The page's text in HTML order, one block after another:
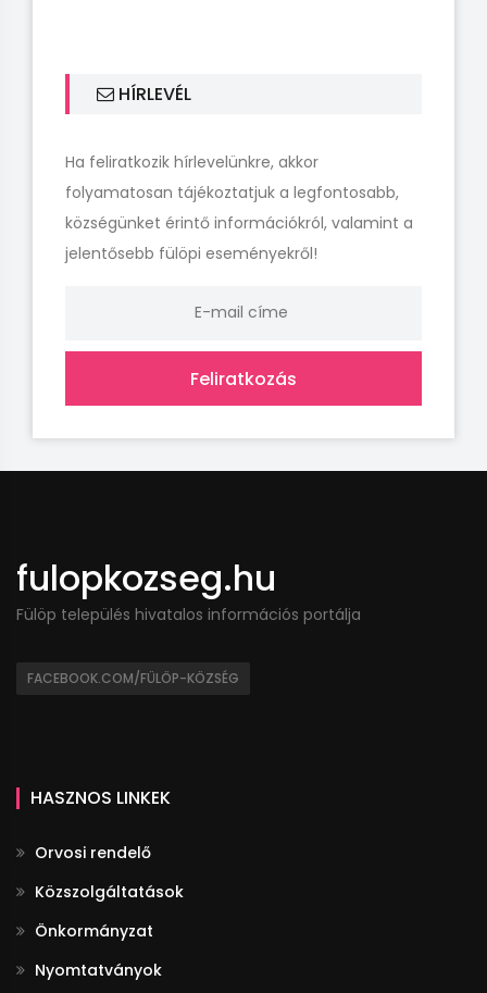
HÍRLEVÉL
Ha feliratkozik hírlevelünkre, akkor
folyamatosan tájékoztatjuk a legfontosabb,
községünket érintő információkról, valamint a
jelentősebb fülöpi eseményekről!
Feliratkozás
fulopkozseg.hu
Fülöp település hivatalos információs portálja
FACEBOOK.COM/FÜLÖP-KÖZSÉG
HASZNOS LINKEK
Orvosi rendelő
Közszolgáltatások
Önkormányzat
Nyomtatványok